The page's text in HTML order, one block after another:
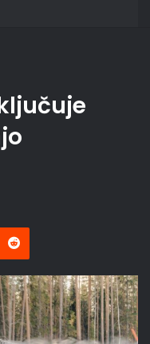
Reddit